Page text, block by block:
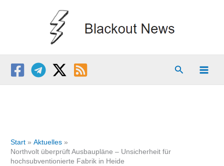
Suchen
Start
Aktuelles
Northvolt überprüft Ausbaupläne – Unsicherheit für
hochsubventionierte Fabrik in Heide